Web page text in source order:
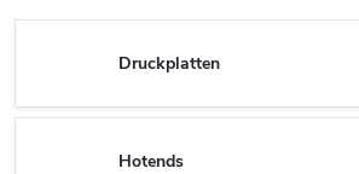
Druckplatten
Hotends